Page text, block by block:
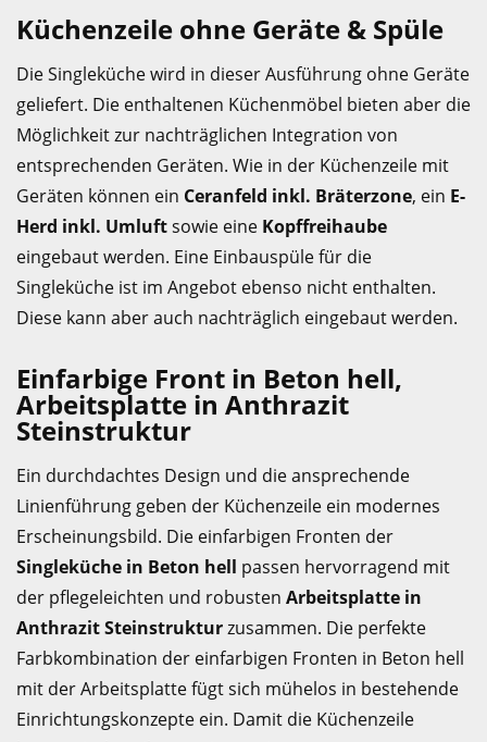
Küchenzeile ohne Geräte & Spüle
Die Singleküche wird in dieser Ausführung ohne Geräte
geliefert. Die enthaltenen Küchenmöbel bieten aber die
Möglichkeit zur nachträglichen Integration von
entsprechenden Geräten. Wie in der Küchenzeile mit
Geräten können ein Ceranfeld inkl. Bräterzone, ein E-
Herd inkl. Umluftsowie eine Kopffreihaube
eingebaut werden. Eine Einbauspüle für die
Singleküche ist im Angebot ebenso nicht enthalten.
Diese kann aber auch nachträglich eingebaut werden.
Einfarbige Front in Beton hell,
Arbeitsplatte in Anthrazit
Steinstruktur
Ein durchdachtes Design und die ansprechende
Linienführung geben der Küchenzeile ein modernes
Erscheinungsbild. Die einfarbigen Fronten der
Singleküche in Beton hell passen hervorragend mit
der pflegeleichten und robusten Arbeitsplatte in
Anthrazit Steinstrukturzusammen. Die perfekte
Farbkombination der einfarbigen Fronten in Beton hell
mit der Arbeitsplatte fügt sich mühelos in bestehende
Einrichtungskonzepte ein. Damit die Küchenzeile